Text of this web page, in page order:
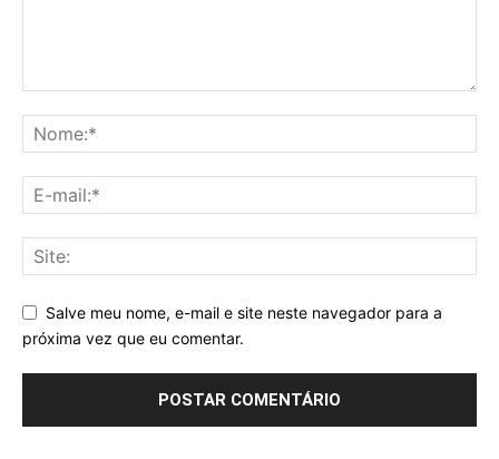
Salve meu nome, e-mail e site neste navegador para a
próxima vez que eu comentar.